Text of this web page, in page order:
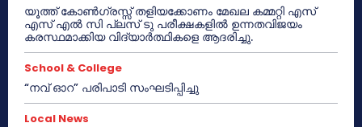
യൂത്ത് കോൺഗ്രസ്സ് തളിയക്കോണം മേഖല കമ്മറ്റി എസ്
എസ് എൽ സി പ്ലസ് ടു പരീക്ഷകളിൽ ഉന്നതവിജയം
കരസ്ഥമാക്കിയ വിദ്യാർത്ഥികളെ ആദരിച്ചു.
School & College
“നവ് ഓറ” പരിപാടി സംഘടിപ്പിച്ചു
Local News